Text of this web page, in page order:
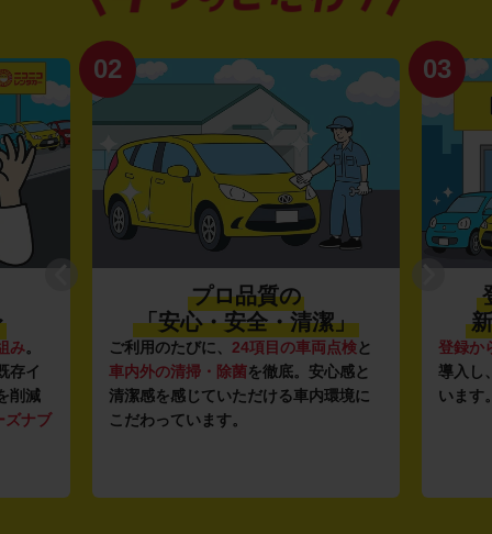
み。
存イ
削減
ズナブ
02
プロ品質の
「安心・安全・清潔」
ご利用のたびに、 24項目の車両点検と
車内外の清掃・除菌を徹底。安心感と
清潔感を感じていただける車内環境に
こだわっています。
03
登録か
導入し
います